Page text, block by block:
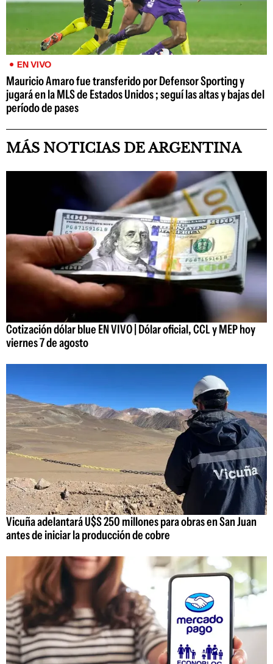
EN VIVO
Mauricio Amaro fue transferido por Defensor Sporting y
jugará en la MLS de Estados Unidos ; seguí las altas y bajas del
período de pases
MÁS NOTICIAS DE ARGENTINA
Cotización dólar blue EN VIVO | Dólar oficial, CCL y MEP hoy
viernes 7 de agosto
Vicuña adelantará U$S 250 millones para obras en San Juan
antes de iniciar la producción de cobre